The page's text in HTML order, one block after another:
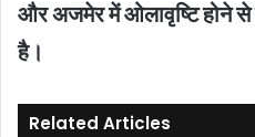
और अजमेर में ओलावृष्टि होने से
है।
Related Articles